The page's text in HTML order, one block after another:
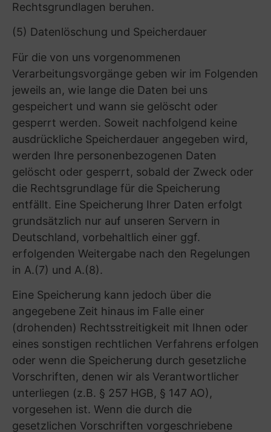
durchzuführen und eine optimale
Stellenbesetzung innerhalb unseres
Rechtsgrundlagen
Art. 6 Abs. 1 lit. b DSGVO – Durchführung
vorvertraglicher Maßnahmen
Art. 6 Abs. 1 lit. f DSGVO – berechtigtes
Interesse an einem effizienten
Bewerbungsprozess
Herkunft der Daten
Wir erheben Ihre Daten entweder direkt von
Ihnen (z. B. durch Übersendung Ihrer
Bewerbungsunterlagen per E-Mail) oder im
Rahmen des Bewerbungsverfahrens selbst (z.
B. durch Gesprächsnotizen während eines
Vorstellungsgesprächs).
Freiwilligkeit der Angaben
Sie sind nicht verpflichtet, uns Ihre
personenbezogenen Daten bereitzustellen.
Ohne diese Angaben ist es uns jedoch nicht
möglich, den Bewerbungsprozess mit Ihnen
durchzuführen.
Speicherung und Löschung